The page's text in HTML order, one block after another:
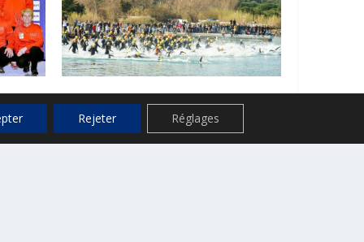
Tri tropézien : Karl Shaw
s’impose encore
25 mars 2012
Rejeter Réglages